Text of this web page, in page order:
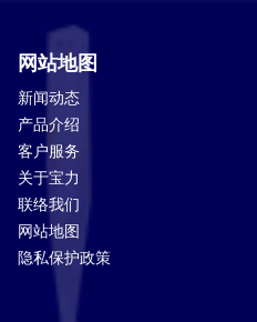
网站地图
新闻动态
产品介绍
客户服务
关于宝力
联络我们
网站地图
隐私保护政策